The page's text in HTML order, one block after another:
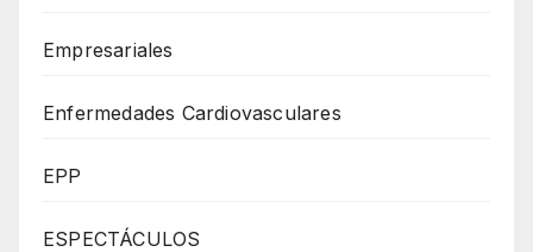
Empresariales
Enfermedades Cardiovasculares
EPP
ESPECTÁCULOS